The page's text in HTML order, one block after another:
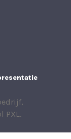
PXL.